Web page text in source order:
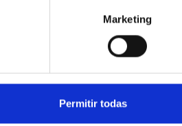
Marketing
Permitir todas